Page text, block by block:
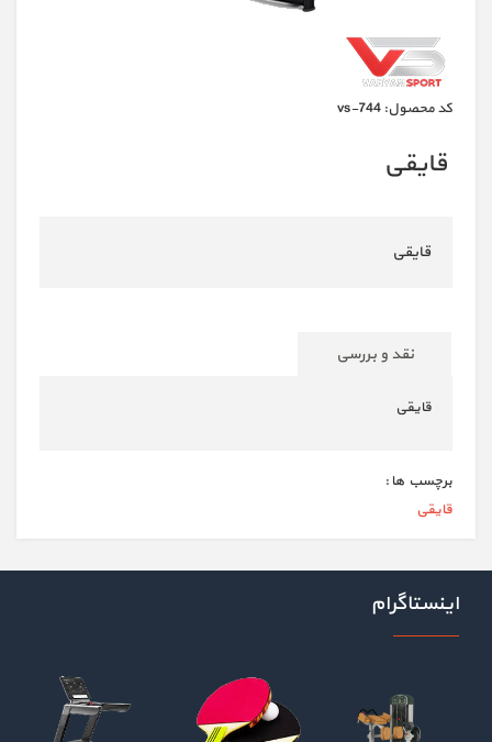
كد محصول: vs-744
قایقی
قایقی
نقد و بررسی
قایقی
برچسب ها :
قایقی
اینستاگرام